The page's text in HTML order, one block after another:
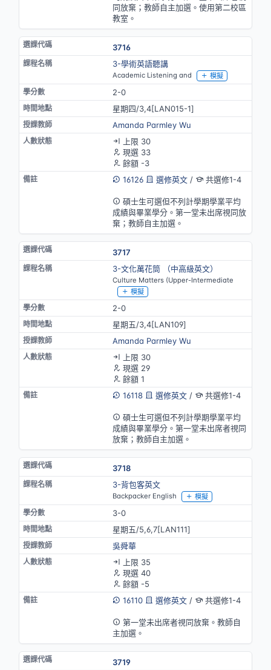
同放棄；教師自主加選。使用第二校區
教室。
3716
3-學術英語聽講
Academic Listening and 模擬
2-0
星期四/3,4[LAN015-1]
Amanda Parmley Wu
上限 30
現選 33
餘額 -3
16126
選修英文/ 共選修1-4
碩士生可選但不列計學期學業平均
成績與畢業學分。第一堂未出席視同放
棄；教師自主加選。
3717
3-文化萬花筒 （中高級英文）
Culture Matters (Upper-Intermediate
模擬
2-0
星期五/3,4[LAN109]
Amanda Parmley Wu
上限 30
現選 29
餘額 1
16118
選修英文/ 共選修1-4
碩士生可選但不列計學期學業平均
成績與畢業學分。第一堂未出席者視同
放棄；教師自主加選。
3718
3-背包客英文
Backpacker English 模擬
3-0
星期五/5,6,7[LAN111]
吳舜華
上限 35
現選 40
餘額 -5
16110
選修英文/ 共選修1-4
第一堂未出席者視同放棄。教師自
主加選。
3719